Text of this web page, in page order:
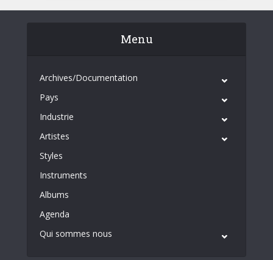
Menu
Archives/Documentation
Pays
Industrie
Artistes
Styles
Instruments
Albums
Agenda
Qui sommes nous